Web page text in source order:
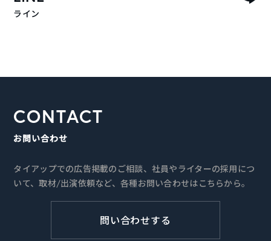
ライン
CONTACT
お問い合わせ
タイアップでの広告掲載のご相談、社員やライターの採用につ
いて、取材/出演依頼など、各種お問い合わせはこちらから。
問い合わせする